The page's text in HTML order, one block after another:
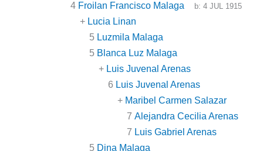
4 Froilan Francisco Malaga b:4 JUL 1915
+ Lucia Linan
5 Luzmila Malaga
5 Blanca Luz Malaga
+ Luis Juvenal Arenas
6 Luis Juvenal Arenas
+ Maribel Carmen Salazar
7 Alejandra Cecilia Arenas
7 Luis Gabriel Arenas
5 Dina Malaga